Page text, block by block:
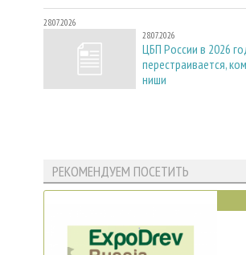
28.07.2026
28.07.2026
ЦБП России в 2026
перестраивается,
ниши
РЕКОМЕНДУЕМ ПОСЕТИТЬ